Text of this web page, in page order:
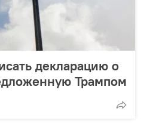
декларацию о
Трампом